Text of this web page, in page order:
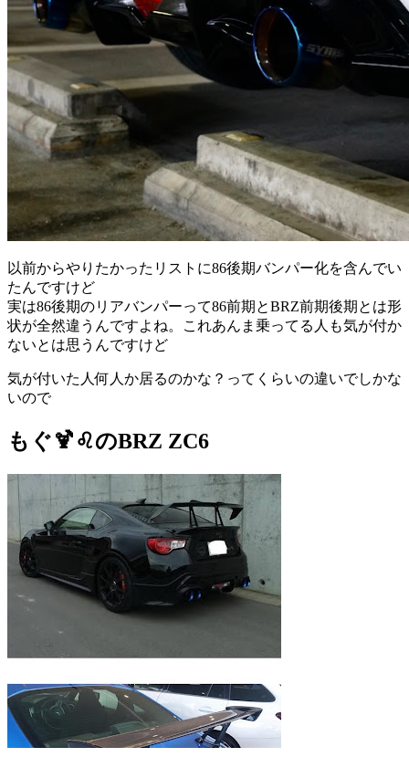
以前からやりたかったリストに86後期バンパー化を含んでい
たんですけど
実は86後期のリアバンパーって86前期とBRZ前期後期とは形
状が全然違うんですよね。これあんま乗ってる人も気が付か
ないとは思うんですけど
気が付いた人何人か居るのかな？ってくらいの違いでしかな
いので
もぐ🍹♌️のBRZ ZC6